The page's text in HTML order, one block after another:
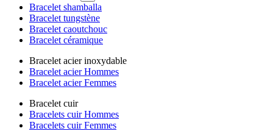
Bracelet shamballa
Bracelet tungstène
Bracelet caoutchouc
Bracelet céramique
Bracelet acier inoxydable
Bracelet acier Hommes
Bracelet acier Femmes
Bracelet cuir
Bracelets cuir Hommes
Bracelets cuir Femmes